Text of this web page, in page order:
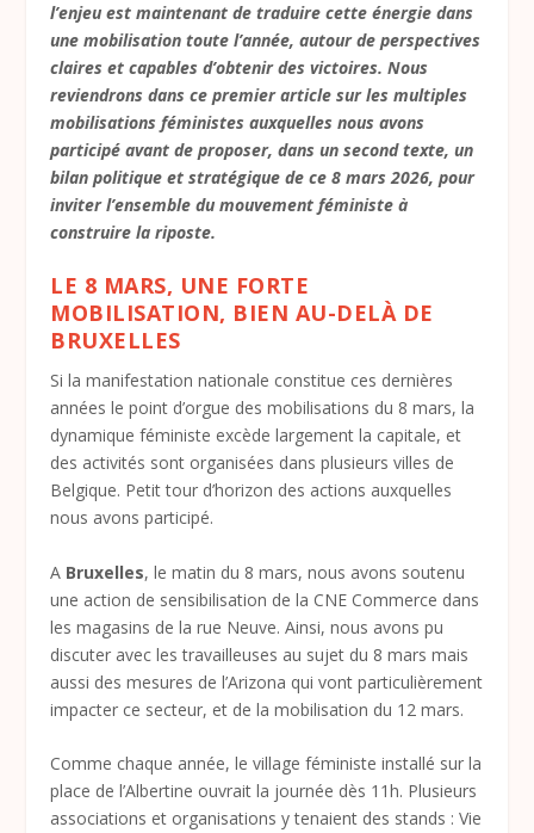
l’enjeu est maintenant de traduire cette énergie dans
une mobilisation toute l’année, autour de perspectives
claires et capables d’obtenir des victoires. Nous
reviendrons dans ce premier article sur les multiples
mobilisations féministes auxquelles nous avons
participé avant de proposer, dans un second texte, un
bilan politique et stratégique de ce 8 mars 2026, pour
inviter l’ensemble du mouvement féministe à
construire la riposte.
LE 8 MARS, UNE FORTE
MOBILISATION, BIEN AU-DELÀ DE
BRUXELLES
Si la manifestation nationale constitue ces dernières
années le point d’orgue des mobilisations du 8 mars, la
dynamique féministe excède largement la capitale, et
des activités sont organisées dans plusieurs villes de
Belgique. Petit tour d’horizon des actions auxquelles
nous avons participé.
A Bruxelles, le matin du 8 mars, nous avons soutenu
une action de sensibilisation de la CNE Commerce dans
les magasins de la rue Neuve. Ainsi, nous avons pu
discuter avec les travailleuses au sujet du 8 mars mais
aussi des mesures de l’Arizona qui vont particulièrement
impacter ce secteur, et de la mobilisation du 12 mars.
Comme chaque année, le village féministe installé sur la
place de l’Albertine ouvrait la journée dès 11h. Plusieurs
associations et organisations y tenaient des stands : Vie